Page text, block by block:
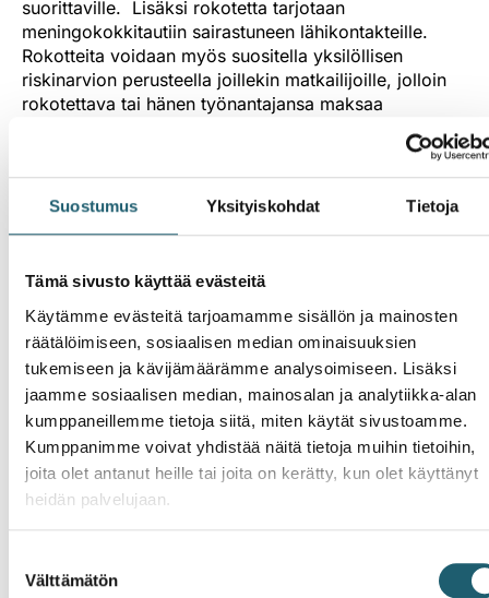
Suostumus Yksityiskohdat Tietoja
Tämä sivusto käyttää evästeitä
Käytämme evästeitä tarjoamamme sisällön ja mainosten
räätälöimiseen, sosiaalisen median ominaisuuksien
tukemiseen ja kävijämäärämme analysoimiseen. Lisäksi
jaamme sosiaalisen median, mainosalan ja analytiikka-alan
kumppaneillemme tietoja siitä, miten käytät sivustoamme.
Kumppanimme voivat yhdistää näitä tietoja muihin tietoihin,
joita olet antanut heille tai joita on kerätty, kun olet käyttänyt
heidän palvelujaan.
valinta
Välttämätön
suorittaville. Lisäksi rokotetta tarjotaan
meningokokkitautiin sairastuneen lähikontakteille.
Rokotteita voidaan myös suositella yksilöllisen
riskinarvion perusteella joillekin matkailijoille, jolloin
rokotettava tai hänen työnantajansa maksaa
Meningokokki eliNeisseria meningitidison bakteeri,
joka voi aiheuttaa vakavia infektioita, kuten
aivokalvotulehdusta, bakteremiaa ja verenmyrkytystä.
mutta vakavia. Äkillinen sairastuminen ja yleistilan
tilanteeseen.
Meningokokki tarttuu pisara- tai kosketusteitse.
Tartunta on usein oireeton, muutaman kuukauden
kestävä nielukantajuus, eikä se vaadi toimenpiteitä.
Tartunnan saaminen edellyttää aina läheistä kontaktia
bakteerin kantajan kanssa. Myös oireeton nielukantaja
voi olla tartuttaja.